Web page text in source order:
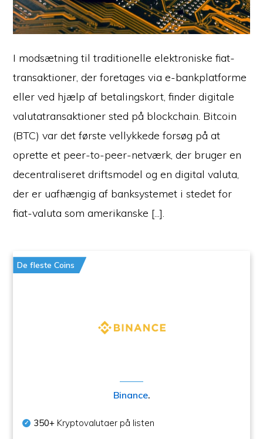
I modsætning til traditionelle elektroniske fiat-
transaktioner, der foretages via e-bankplatforme
eller ved hjælp af betalingskort, finder digitale
valutatransaktioner sted på blockchain. Bitcoin
(BTC) var det første vellykkede forsøg på at
oprette et peer-to-peer-netværk, der bruger en
decentraliseret driftsmodel og en digital valuta,
der er uafhængig af banksystemet i stedet for
fiat-valuta som amerikanske [...].
De fleste Coins
Binance.
350+ Kryptovalutaer på listen